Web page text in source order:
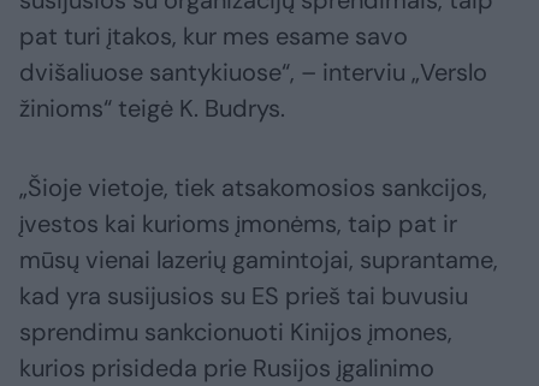
pat turi įtakos, kur mes esame savo
dvišaliuose santykiuose“, – interviu „Verslo
žinioms“ teigė K. Budrys.
„Šioje vietoje, tiek atsakomosios sankcijos,
įvestos kai kurioms įmonėms, taip pat ir
mūsų vienai lazerių gamintojai, suprantame,
kad yra susijusios su ES prieš tai buvusiu
sprendimu sankcionuoti Kinijos įmones,
kurios prisideda prie Rusijos įgalinimo